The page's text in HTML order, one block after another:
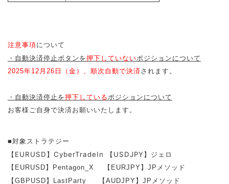
注意事項について
・自動決済停止ボタンを押下していないポジションについて
2025年12月26日（金）、順次自動で決済 されます。
・自動決済停止を押下しているポジションについて
お客様ご自身で決済お願いいたします。
■対象ストラテジー
【EURUSD】CyberTradeIn 【USDJPY】ジェロ
【EURUSD】Pentagon_X 【EURJPY】JPメソッド
【GBPUSD】LastParty 【AUDJPY】JPメソッド